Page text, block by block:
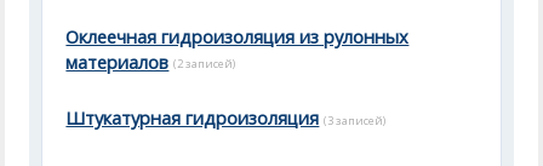
Оклеечная гидроизоляция из рулонных
материалов (2 записей)
Штукатурная гидроизоляция (3 записей)